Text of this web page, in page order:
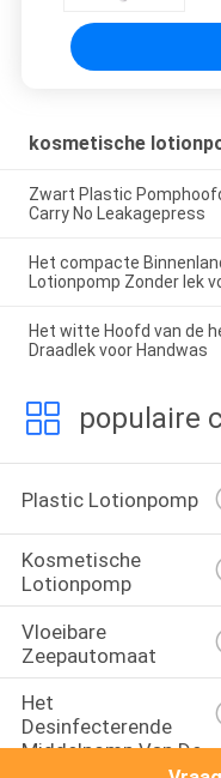
kosmetische
Zwart Plastic
Carry No Leakagepress
Het compacte
Lotionpomp Zonder lek
Het witte Hoofd van de
Draadlek voor Handwas
populaire
Plastic Lotionpomp
Kosmetische
Lotionpomp
Vloeibare
Zeepautomaat
Het
Desinfecterende
Middelpomp Van De